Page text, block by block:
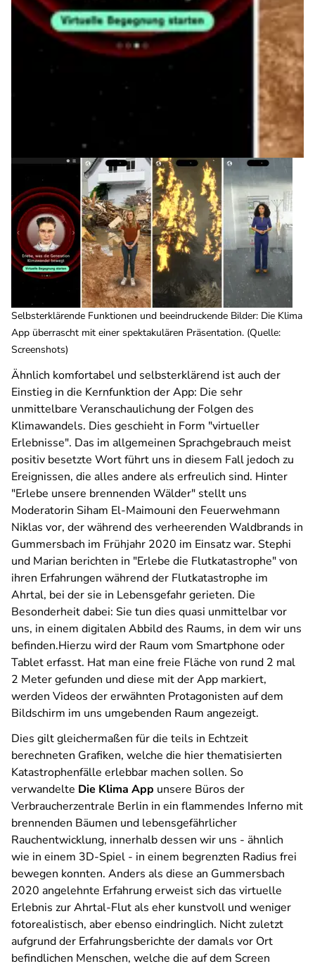
Selbsterklärende Funktionen und beeindruckende Bilder: Die Klima
App überrascht mit einer spektakulären Präsentation. (Quelle:
Screenshots)
Ähnlich komfortabel und selbsterklärend ist auch der
Einstieg in die Kernfunktion der App: Die sehr
unmittelbare Veranschaulichung der Folgen des
Klimawandels. Dies geschieht in Form "virtueller
Erlebnisse". Das im allgemeinen Sprachgebrauch meist
positiv besetzte Wort führt uns in diesem Fall jedoch zu
Ereignissen, die alles andere als erfreulich sind. Hinter
"Erlebe unsere brennenden Wälder" stellt uns
Moderatorin Siham El-Maimouni den Feuerwehmann
Niklas vor, der während des verheerenden Waldbrands in
Gummersbach im Frühjahr 2020 im Einsatz war. Stephi
und Marian berichten in "Erlebe die Flutkatastrophe" von
ihren Erfahrungen während der Flutkatastrophe im
Ahrtal, bei der sie in Lebensgefahr gerieten. Die
Besonderheit dabei: Sie tun dies quasi unmittelbar vor
uns, in einem digitalen Abbild des Raums, in dem wir uns
befinden.Hierzu wird der Raum vom Smartphone oder
Tablet erfasst. Hat man eine freie Fläche von rund 2 mal
2 Meter gefunden und diese mit der App markiert,
werden Videos der erwähnten Protagonisten auf dem
Bildschirm im uns umgebenden Raum angezeigt.
Dies gilt gleichermaßen für die teils in Echtzeit
berechneten Grafiken, welche die hier thematisierten
Katastrophenfälle erlebbar machen sollen. So
verwandelte Die Klima App unsere Büros der
Verbraucherzentrale Berlin in ein flammendes Inferno mit
brennenden Bäumen und lebensgefährlicher
Rauchentwicklung, innerhalb dessen wir uns - ähnlich
wie in einem 3D-Spiel - in einem begrenzten Radius frei
bewegen konnten. Anders als diese an Gummersbach
2020 angelehnte Erfahrung erweist sich das virtuelle
Erlebnis zur Ahrtal-Flut als eher kunstvoll und weniger
fotorealistisch, aber ebenso eindringlich. Nicht zuletzt
aufgrund der Erfahrungsberichte der damals vor Ort
befindlichen Menschen, welche die auf dem Screen